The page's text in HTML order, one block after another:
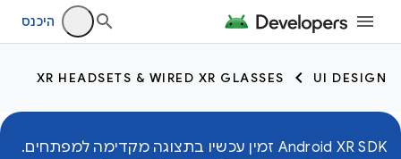
היכנס
UI DESIGN
XR HEADSETS & WIRED XR GLASSES
Android XR SDK זמין עכשיו בתצוגה מקדימה למפתחים.